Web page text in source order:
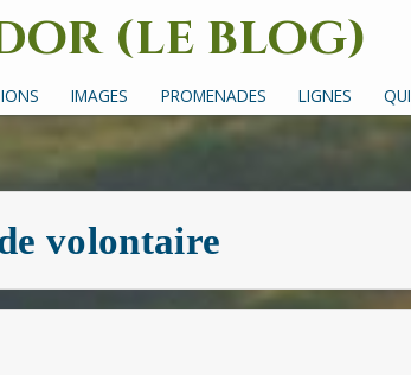
(le blog)
des mots, des images et des sons
IMAGES PROMENADES LIGNES
volontaire